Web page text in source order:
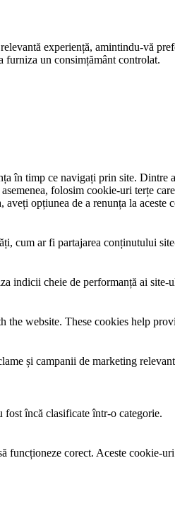
experiență, amintindu-vă
furniza un consimțământ controlat.
în timp ce navigați prin site.
folosim cookie-uri terțe
opțiunea de a renunța la
cum ar fi partajarea conținutului
indicii cheie de performanță ai
website. These cookies help
și campanii de marketing
fost încă clasificate într-o categorie.
funcționeze corect. Aceste